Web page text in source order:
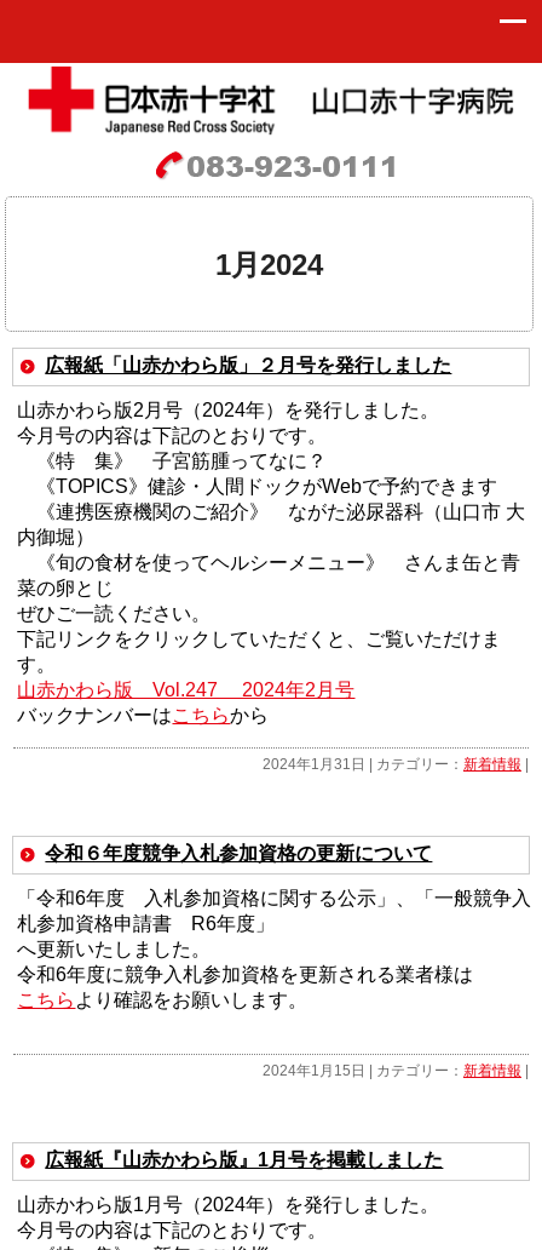
1月2024
広報紙「山赤かわら版」２月号を発行しました
山赤かわら版2月号（2024年）を発行しました。
今月号の内容は下記のとおりです。
《特 集》 子宮筋腫ってなに？
《TOPICS》健診・人間ドックがWebで予約できます
《連携医療機関のご紹介》 ながた泌尿器科（山口市 大
内御堀）
《旬の食材を使ってヘルシーメニュー》 さんま缶と青
菜の卵とじ
ぜひご一読ください。
下記リンクをクリックしていただくと、ご覧いただけま
す。
山赤かわら版 Vol.247 2024年2月号
バックナンバーはこちらから
2024年1月31日 | カテゴリー： 新着情報 |
令和６年度競争入札参加資格の更新について
「令和6年度 入札参加資格に関する公示」、「一般競争入
札参加資格申請書 R6年度」
へ更新いたしました。
令和6年度に競争入札参加資格を更新される業者様は
こちら より確認をお願いします。
2024年1月15日 | カテゴリー： 新着情報 |
広報紙『山赤かわら版』1月号を掲載しました
山赤かわら版1月号（2024年）を発行しました。
今月号の内容は下記のとおりです。